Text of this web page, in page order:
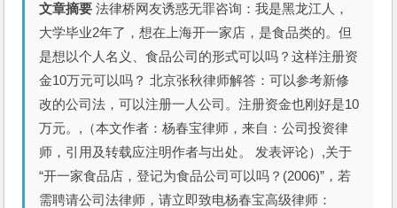
文章摘要 法律桥网友诱惑无罪咨询：我是黑龙江人，
大学毕业2年了，想在上海开一家店，是食品类的。但
是想以个人名义、食品公司的形式可以吗？这样注册资
金10万元可以吗？ 北京张秋律师解答：可以参考新修
改的公司法，可以注册一人公司。注册资金也刚好是10
万元。,（本文作者：杨春宝律师，来自：公司投资律
师，引用及转载应注明作者与出处。 发表评论）,关于
“开一家食品店，登记为食品公司可以吗？(2006)”，若
需聘请公司法律师，请立即致电杨春宝高级律师：